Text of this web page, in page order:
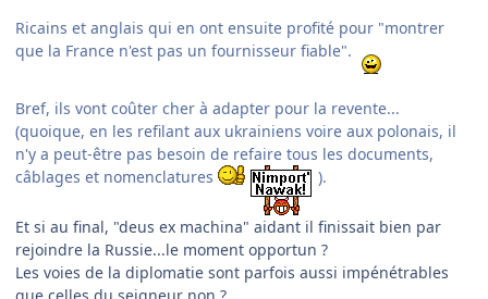
Ricains et anglais qui en ont ensuite profité pour "montrer
que la France n'est pas un fournisseur fiable".
Bref, ils vont coûter cher à adapter pour la revente...
(quoique, en les refilant aux ukrainiens voire aux polonais, il
n'y a peut-être pas besoin de refaire tous les documents,
câblages et nomenclatures
).
Et si au final, "deus ex machina" aidant il finissait bien par
rejoindre la Russie...le moment opportun ?
Les voies de la diplomatie sont parfois aussi impénétrables